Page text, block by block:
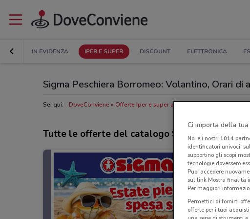
IN EVIDENZA IPER E SUPER DISCOUNT ELETTRONICA
Sigma Peschiera Borromeo: Volantino, Orari di
Sei qui: DoveConviene Offerte Iper e super a Peschiera Borromeo
Tutte le offerte del catalogo Sigma
Ci importa della
Noi e i nostri 1014
identificatori univoci,
supportino gli scopi
tecnologie dovessero
Puoi accedere
sul link Mostra finalità
Per maggiori
Permettici di fornirti
offerte per i tuoi